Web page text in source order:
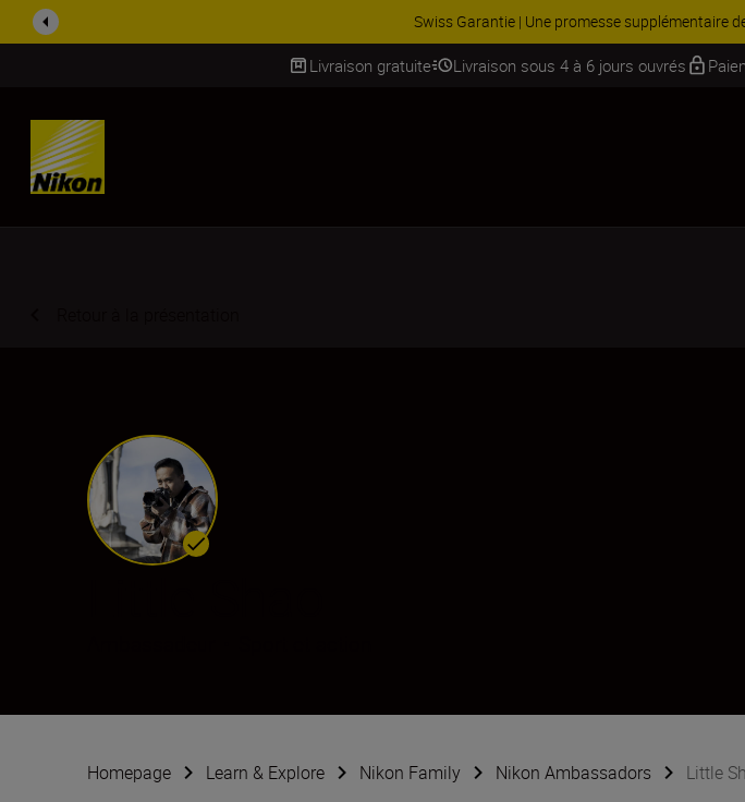
ACCESSOIRES EN PROMOTION | Économisez 15 % sur une
Livraison gratuite Livraison sous 4 à 6 jours ouvrés
SKIP
Homepage Learn & Explore Nikon Family Nikon Ambassadors Little